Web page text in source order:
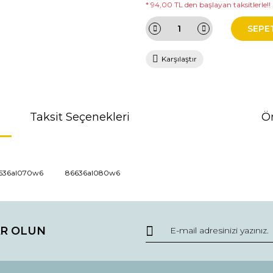
* 94,00 TL den başlayan taksitlerle!!
Karşılaştır
Taksit Seçenekleri
diğer konularda yetersiz gördüğünüz noktaları öneri formunu
86636al080w6
OLUN